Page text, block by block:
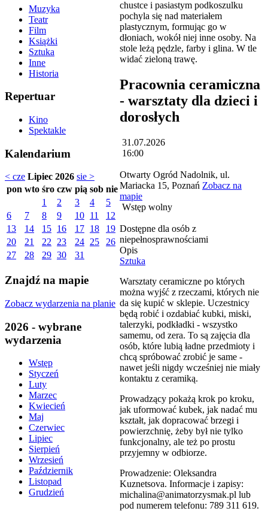
Muzyka
Teatr
Film
Książki
Sztuka
Inne
Historia
Repertuar
Kino
Spektakle
Kalendarium
< cze Lipiec 2026 sie >
pon wto śro czw pią sob nie
1
2 3 4
5
6
7 8 9 10 11
12
13
14 15 16 17 18
19
20
21 22 23 24 25
26
27
28 29 30 31
Znajdź na mapie
Zobacz wydarzenia na planie
2026 - wybrane
wydarzenia
Wstęp
Styczeń
Luty
Marzec
Kwiecień
Maj
Czerwiec
Lipiec
Sierpień
Wrzesień
Październik
Listopad
Grudzień
Pracownia ceramiczna
- warsztaty dla dzieci i
dorosłych
31.07.2026
16:00
Otwarty Ogród Nadolnik, ul.
Mariacka 15, Poznań Zobacz na
mapie
Wstęp wolny
Dostępne dla osób z
niepełnosprawnościami
Opis
Sztuka
Warsztaty ceramiczne po których
można wyjść z rzeczami, których nie
da się kupić w sklepie. Uczestnicy
będą robić i ozdabiać kubki, miski,
talerzyki, podkładki - wszystko
samemu, od zera. To są zajęcia dla
osób, które lubią ładne przedmioty i
chcą spróbować zrobić je same -
nawet jeśli nigdy wcześniej nie miały
kontaktu z ceramiką.
Prowadzący pokażą krok po kroku,
jak uformować kubek, jak nadać mu
kształt, jak dopracować brzegi i
powierzchnię, żeby był nie tylko
funkcjonalny, ale też po prostu
przyjemny w odbiorze.
Prowadzenie: Oleksandra
Kuznetsova. Informacje i zapisy:
michalina@animatorzysmak.pl lub
pod numerem telefonu: 789 311 619.